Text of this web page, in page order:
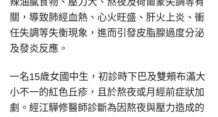
關，導致肺經血熱、心火旺盛、肝火上炎、衝
任失調等失衡現象，進而引發皮脂腺過度分泌
及發炎反應。
一名15歲女國中生，初診時下巴及雙頰布滿大
小不一的紅色丘疹，且於熬夜或月經前症狀加
劇。經江驊修醫師診斷為因熬夜與壓力造成的